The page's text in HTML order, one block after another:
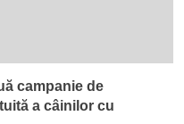
campanie de
a câinilor cu